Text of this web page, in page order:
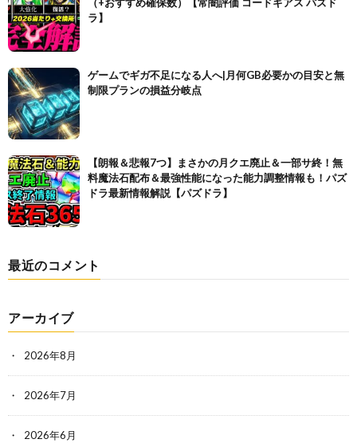
（+おすすめ確保数）【常闇評価 コードギアス パズド
ラ】
ゲームでギガ不足になる人へ|月何GB必要かの目安と無
制限プランの損益分岐点
【朗報＆悲報7つ】まさかの月クエ廃止＆一部サ終！無
料魔法石配布＆最強性能になった能力調整情報も！パズ
ドラ最新情報解説【パズドラ】
最近のコメント
アーカイブ
2026年8月
2026年7月
2026年6月